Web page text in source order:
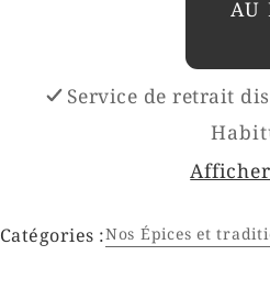
AU
Service de retrait
Catégories :Nos Épices et